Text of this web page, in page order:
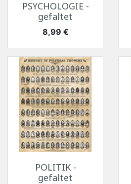
PSYCHOLOGIE -
gefaltet
Preis
8,99 €
POLITIK -
gefaltet